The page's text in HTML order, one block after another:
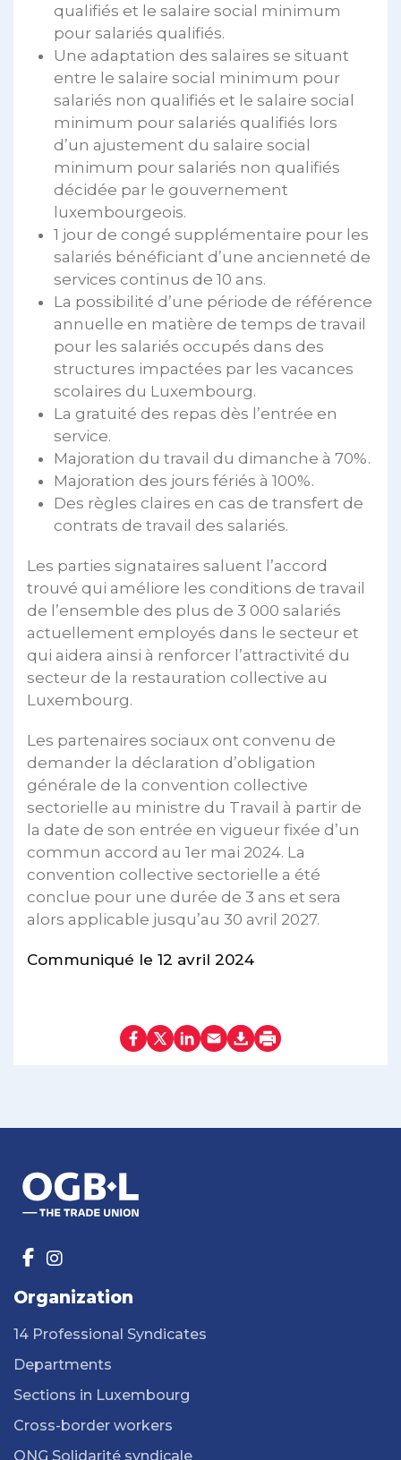
qualifiés et le salaire social minimum
pour salariés qualifiés.
Une adaptation des salaires se situant
entre le salaire social minimum pour
salariés non qualifiés et le salaire social
minimum pour salariés qualifiés lors
d’un ajustement du salaire social
minimum pour salariés non qualifiés
décidée par le gouvernement
luxembourgeois.
1 jour de congé supplémentaire pour les
salariés bénéficiant d’une ancienneté de
services continus de 10 ans.
La possibilité d’une période de référence
annuelle en matière de temps de travail
pour les salariés occupés dans des
structures impactées par les vacances
scolaires du Luxembourg.
La gratuité des repas dès l’entrée en
service.
Majoration du travail du dimanche à 70%.
Majoration des jours fériés à 100%.
Des règles claires en cas de transfert de
contrats de travail des salariés.
Les parties signataires saluent l’accord
trouvé qui améliore les conditions de travail
de l’ensemble des plus de 3 000 salariés
actuellement employés dans le secteur et
qui aidera ainsi à renforcer l’attractivité du
secteur de la restauration collective au
Luxembourg.
Les partenaires sociaux ont convenu de
demander la déclaration d’obligation
générale de la convention collective
sectorielle au ministre du Travail à partir de
la date de son entrée en vigueur fixée d’un
commun accord au 1er mai 2024. La
convention collective sectorielle a été
conclue pour une durée de 3 ans et sera
alors applicable jusqu’au 30 avril 2027.
Communiqué le 12 avril 2024
Organization
14 Professional Syndicates
Departments
Sections in Luxembourg
Cross-border workers
ONG Solidarité syndicale